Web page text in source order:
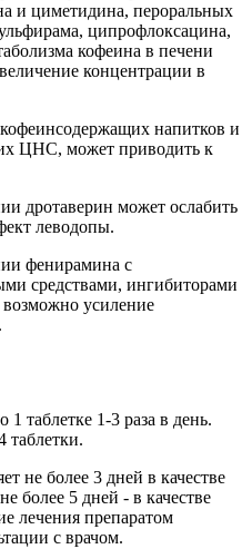
и циметидина, пероральных
ципрофлоксацина,
кофеина в печени
концентрации в
напитков и
ЦНС, может приводить к
дротаверин может ослабить
леводопы.
фенирамина с
средствами, ингибиторами
усиление
таблетке 1-3 раза в день.
таблетки.
не более 3 дней в качестве
более 5 дней - в качестве
лечения препаратом
с врачом.